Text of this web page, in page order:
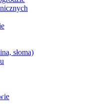
słoma)